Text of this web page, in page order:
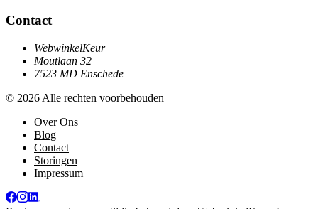
Contact
WebwinkelKeur
Moutlaan 32
7523 MD Enschede
© 2026 Alle rechten voorbehouden
Over Ons
Blog
Contact
Storingen
Impressum